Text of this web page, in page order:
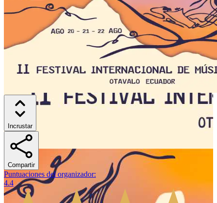
Incrustar
Compartir
Puntuaciones del organizador:
4.4